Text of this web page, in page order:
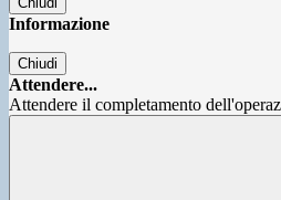
Informazione
Chiudi
Attendere...
Attendere il completamento